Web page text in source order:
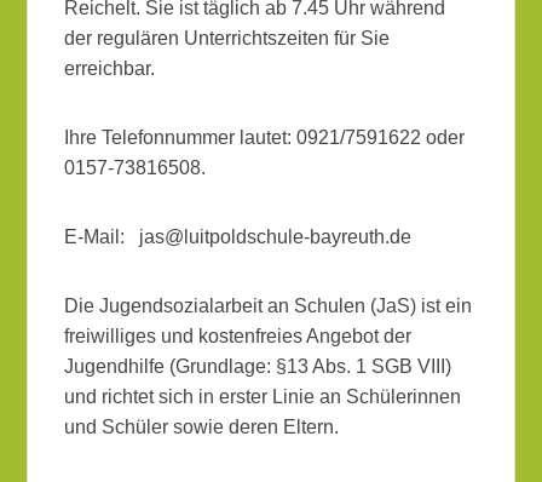
Reichelt. Sie ist täglich ab 7.45 Uhr während
der regulären Unterrichtszeiten für Sie
erreichbar.
Ihre Telefonnummer lautet: 0921/7591622 oder
0157-73816508.
E-Mail: jas@luitpoldschule-bayreuth.de
Die Jugendsozialarbeit an Schulen (JaS) ist ein
freiwilliges und kostenfreies Angebot der
Jugendhilfe (Grundlage: §13 Abs. 1 SGB VIII)
und richtet sich in erster Linie an Schülerinnen
und Schüler sowie deren Eltern.